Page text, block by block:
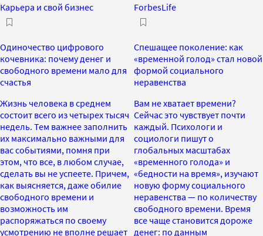
Карьера и свой бизнес
Одиночество цифрового
кочевника: почему денег и
свободного времени мало для
счастья
Жизнь человека в среднем
состоит всего из четырех тысяч
недель. Тем важнее заполнить
их максимально важными для
вас событиями, помня при
этом, что все, в любом случае,
сделать вы не успеете. Причем,
как выясняется, даже обилие
свободного времени и
возможность им
распоряжаться по своему
усмотрению не вполне решает
ForbesLife
Спешащее поколение: как
«временной голод» стал новой
формой социального
неравенства
Вам не хватает времени?
Сейчас это чувствует почти
каждый. Психологи и
социологи пишут о
глобальных масштабах
«временного голода» и
«бедности на время», изучают
новую форму социального
неравенства — по количеству
свободного времени. Время
все чаще становится дороже
денег: по данным